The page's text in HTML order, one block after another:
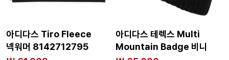
아디다스 Tiro Fleece
넥워머 8142712795
아디다스 테렉스 Multi
Mountain Badge 비니